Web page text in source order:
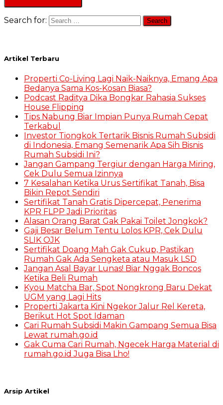
Search for:
Artikel Terbaru
Properti Co-Living Lagi Naik-Naiknya, Emang Apa
Bedanya Sama Kos-Kosan Biasa?
Podcast Raditya Dika Bongkar Rahasia Sukses
House Flipping
Tips Nabung Biar Impian Punya Rumah Cepat
Terkabul
Investor Tiongkok Tertarik Bisnis Rumah Subsidi
di Indonesia, Emang Semenarik Apa Sih Bisnis
Rumah Subsidi Ini?
Jangan Gampang Tergiur dengan Harga Miring,
Cek Dulu Semua Izinnya
7 Kesalahan Ketika Urus Sertifikat Tanah, Bisa
Bikin Repot Sendiri
Sertifikat Tanah Gratis Dipercepat, Penerima
KPR FLPP Jadi Prioritas
Alasan Orang Barat Gak Pakai Toilet Jongkok?
Gaji Besar Belum Tentu Lolos KPR, Cek Dulu
SLIK OJK
Sertifikat Doang Mah Gak Cukup, Pastikan
Rumah Gak Ada Sengketa atau Masuk LSD
Jangan Asal Bayar Lunas! Biar Nggak Boncos
Ketika Beli Rumah
Kyou Matcha Bar, Spot Nongkrong Baru Dekat
UGM yang Lagi Hits
Properti Jakarta Kini Ngekor Jalur Rel Kereta,
Berikut Hot Spot Idaman
Cari Rumah Subsidi Makin Gampang Semua Bisa
Lewat rumah.go.id
Gak Cuma Cari Rumah, Ngecek Harga Material di
rumah.go.id Juga Bisa Lho!
Arsip Artikel